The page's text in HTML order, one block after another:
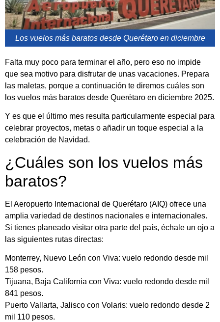
Los vuelos más baratos desde Querétaro en diciembre
Falta muy poco para terminar el año, pero eso no impide
que sea motivo para disfrutar de unas vacaciones. Prepara
las maletas, porque a continuación te diremos cuáles son
los vuelos más baratos desde Querétaro en diciembre 2025.
Y es que el último mes resulta particularmente especial para
celebrar proyectos, metas o añadir un toque especial a la
celebración de Navidad.
¿Cuáles son los vuelos más
baratos?
El Aeropuerto Internacional de Querétaro (AIQ) ofrece una
amplia variedad de destinos nacionales e internacionales.
Si tienes planeado visitar otra parte del país, échale un ojo a
las siguientes rutas directas:
Monterrey, Nuevo León con Viva: vuelo redondo desde mil
158 pesos.
Tijuana, Baja California con Viva: vuelo redondo desde mil
841 pesos.
Puerto Vallarta, Jalisco con Volaris: vuelo redondo desde 2
mil 110 pesos.